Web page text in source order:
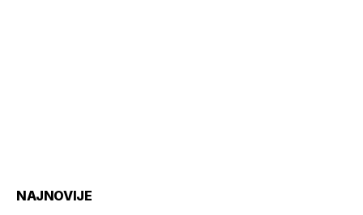
NAJNOVIJE